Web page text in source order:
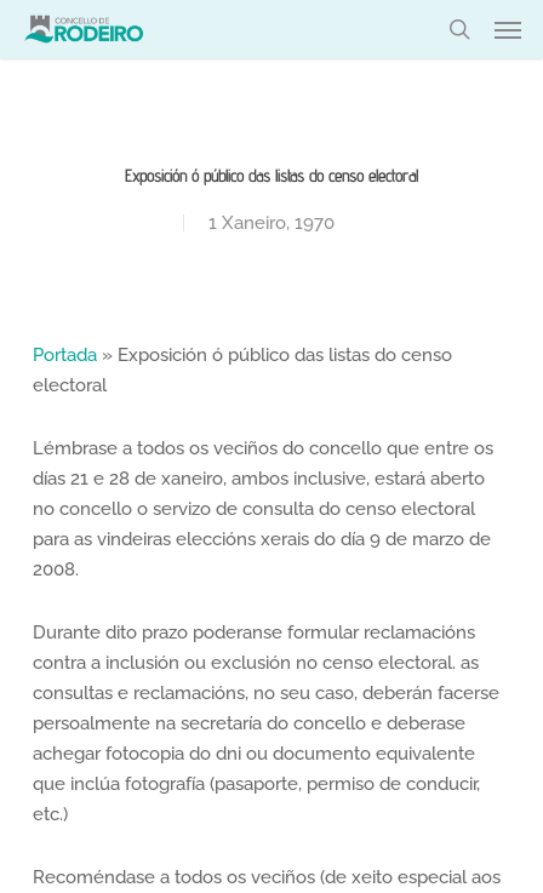
Skip
Exposición ó público das listas do censo electoral
1 Xaneiro, 1970
Portada» Exposición ó público das listas do censo
electoral
Lémbrase a todos os veciños do concello que entre os
días 21 e 28 de xaneiro, ambos inclusive, estará aberto
no concello o servizo de consulta do censo electoral
para as vindeiras eleccións xerais do día 9 de marzo de
2008.
Durante dito prazo poderanse formular reclamacións
contra a inclusión ou exclusión no censo electoral. as
consultas e reclamacións, no seu caso, deberán facerse
persoalmente na secretaría do concello e deberase
achegar fotocopia do dni ou documento equivalente
que inclúa fotografía (pasaporte, permiso de conducir,
etc.)
Recoméndase a todos os veciños (de xeito especial aos